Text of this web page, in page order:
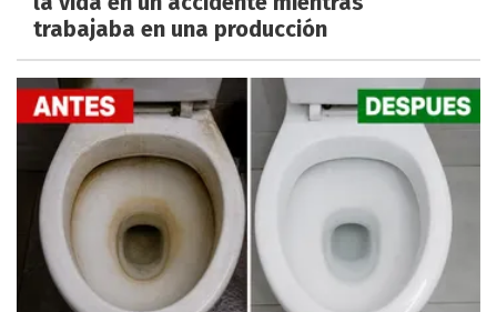
trabajaba en una producción